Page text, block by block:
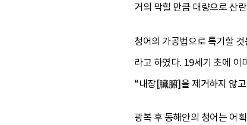
거의 막힐 만큼 대량으로 산
청어의 가공법으로 특기할
라고 하였다. 19세기 초에 이
“내장[臟腑]을 제거하지 않
광복 후 동해안의 청어는 어